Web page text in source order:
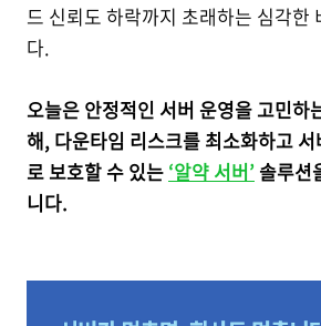
드 신뢰도 하락까지 초래하는 심각한
다.
오늘은 안정적인 서버 운영을 고민하
해, 다운타임 리스크를 최소화하고
로 보호할 수 있는 ‘알약 서버’ 솔루션
니다.